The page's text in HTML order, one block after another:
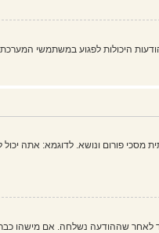
היכולות לפגוע במשתמשי
מסכי פורום ונושא. לדוגמא: אתה
לאחר שההודעה נשלחה. אם מישהו